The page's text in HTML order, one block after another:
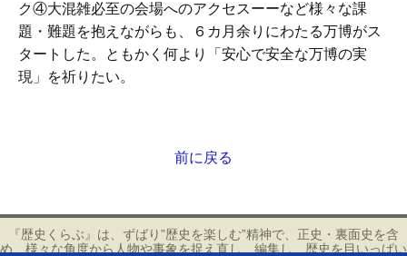
ク④大混雑必至の会場へのアクセスーーなど様々な課
題・難題を抱えながらも、６カ月余りにわたる万博がス
タートした。ともかく何より「安心で安全な万博の実
現」を祈りたい。
ナ
ビ
前に戻る
『歴史くらぶ』は、ずばり”歴史を楽しむ”精神で、正史・裏面史を含
め、様々な角度から人物や事象を捉え直し、編集し、歴史を目いっぱい